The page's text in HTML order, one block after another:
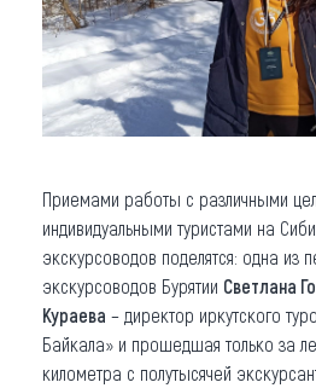
Приемами работы с различными
индивидуальными туристами на
экскурсоводов поделятся: одна из
экскурсоводов Бурятии Светлана
Кураева – директор иркутского
Байкала» и прошедшая только за
километра с полутысячей